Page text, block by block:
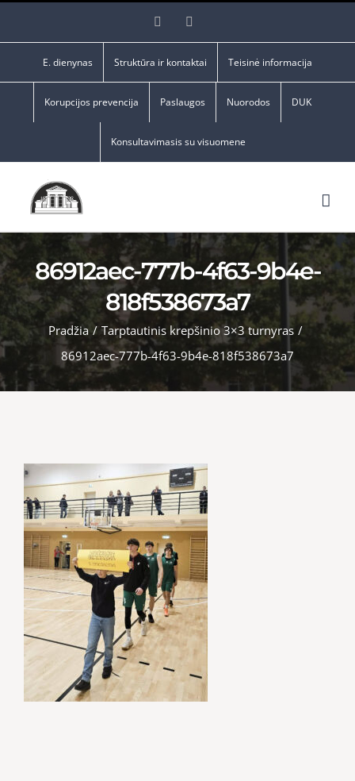
Facebook
E. dienynas Struktūra ir kontaktai Teisinė informacija
Korupcijos prevencija Paslaugos Nuorodos DUK
Konsultavimasis su visuomene
86912aec-777b-4f63-9b4e-
818f538673a7
Pradžia / Tarptautinis krepšinio 3×3 turnyras /
86912aec-777b-4f63-9b4e-818f538673a7